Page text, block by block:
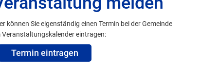
können Sie eigenständig einen Termin bei der Gemeinde
Veranstaltungskalender eintragen:
Termin eintragen